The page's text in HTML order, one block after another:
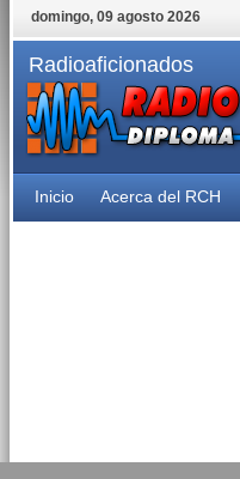
domingo, 09 agosto 2026
Radioaficionados
Inicio Acerca del RCH